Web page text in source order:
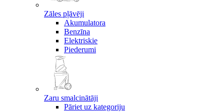
Zāles pļāvēji
Akumulatora
Benzīna
Elektriskie
Piederumi
Zaru smalcinātāji
Pāriet uz kategoriju